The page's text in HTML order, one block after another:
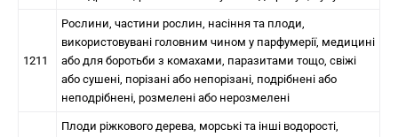
1211
Рослини, частини рослин, насіння та плоди,
використовувані головним чином у парфумерії, медицині
або для боротьби з комахами, паразитами тощо, свіжі
або сушені, порізані або непорізані, подрібнені або
неподрібнені, розмелені або нерозмелені
Плоди ріжкового дерева, морські та інші водорості,